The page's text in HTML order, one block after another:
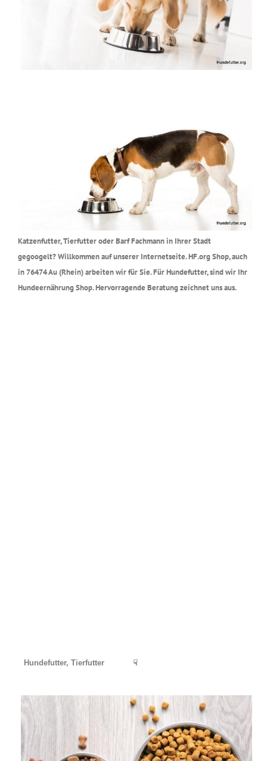
Katzenfutter, Tierfutter oder Barf Fachmann in Ihrer Stadt
gegoogelt? Willkommen auf unserer Internetseite. HF.org Shop, auch
in 76474 Au (Rhein) arbeiten wir für Sie. Für Hundefutter, sind wir Ihr
Hundeernährung Shop. Hervorragende Beratung zeichnet uns aus.
Hundefutter, Tierfutter ☟